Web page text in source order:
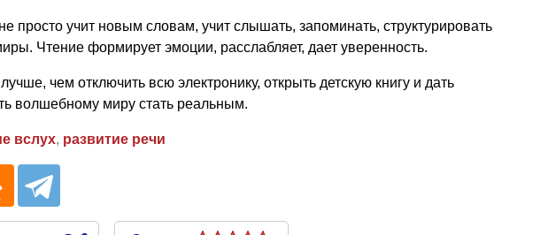
просто учит новым словам, учит слышать, запоминать, структурировать
Чтение формирует эмоции, расслабляет, дает уверенность.
чем отключить всю электронику, открыть детскую книгу и дать
волшебному миру стать реальным.
вслух, развитие речи